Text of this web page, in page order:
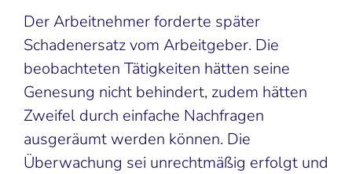
Der Arbeitnehmer forderte später
Schadenersatz vom Arbeitgeber. Die
beobachteten Tätigkeiten hätten seine
Genesung nicht behindert, zudem hätten
Zweifel durch einfache Nachfragen
ausgeräumt werden können. Die
Überwachung sei unrechtmäßig erfolgt und